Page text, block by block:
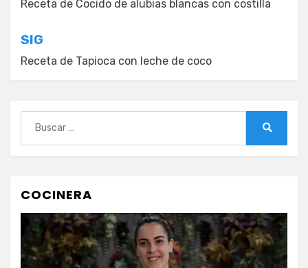
de
entradas
Receta de Cocido de alubias blancas con costilla
SIG
Receta de Tapioca con leche de coco
COCINERA